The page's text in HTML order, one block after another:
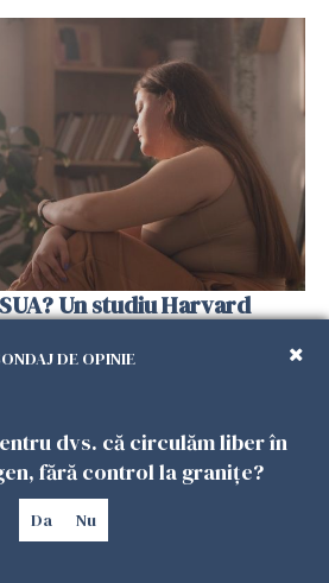
Un studiu Harvard
DE OPINIE
dvs. că circulăm liber în
fără control la granițe?
Da Nu